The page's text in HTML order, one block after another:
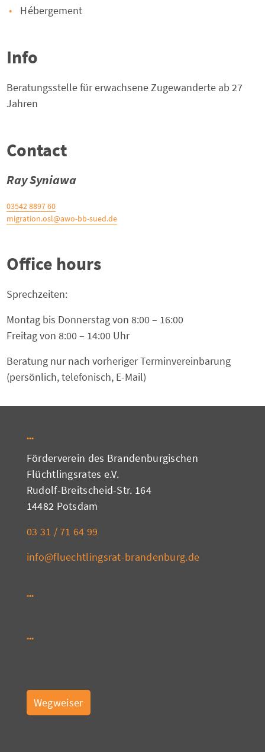
Hébergement
Info
Beratungsstelle für erwachsene Zugewanderte ab 27
Jahren
Contact
Ray Syniawa
03542 8897 60
migration.osl@awo-bb-sued.de
Office hours
Sprechzeiten:
Montag bis Donnerstag von 8:00 – 16:00
Freitag von 8:00 – 14:00 Uhr
Beratung nur nach vorheriger Terminvereinbarung
(persönlich, telefonisch, E-Mail)
Förderverein des Brandenburgischen
Flüchtlingsrates e.V.
Rudolf-Breitscheid-Str. 164
14482 Potsdam
03 31 / 71 64 99
info@fluechtlingsrat-brandenburg.de
Wegweiser